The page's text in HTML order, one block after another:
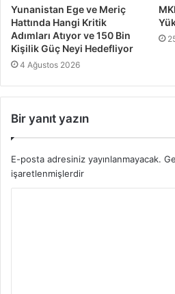
Yunanistan Ege ve Meriç
Hattında Hangi Kritik
Adımları Atıyor ve 150 Bin
Kişilik Güç Neyi Hedefliyor
4 Ağustos 2026
Bir yanıt yazın
E-posta adresiniz yayınlanmayacak.
işaretlenmişlerdir